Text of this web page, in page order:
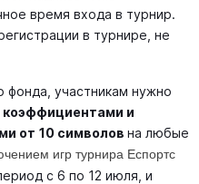
время входа в турнир.
в турнире, не
фонда, участникам нужно
и
от 10 символов на любые
игр турнира Еспортс
с 6 по 12 июля, и